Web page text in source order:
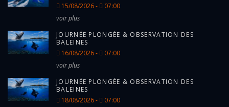
15/08/2026 -
07:00
voir plus
JOURNÉE PLONGÉE & OBSERVATION DES
BALEINES
16/08/2026 -
07:00
voir plus
JOURNÉE PLONGÉE & OBSERVATION DES
BALEINES
18/08/2026 -
07:00